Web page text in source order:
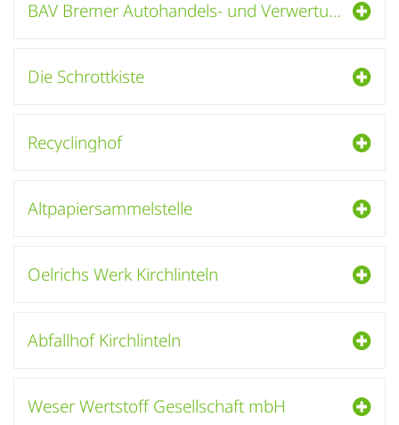
BAV Bremer Autohandels- und Verwertungsges. mbH
Die Schrottkiste
Recyclinghof
Altpapiersammelstelle
Oelrichs Werk Kirchlinteln
Abfallhof Kirchlinteln
Weser Wertstoff Gesellschaft mbH